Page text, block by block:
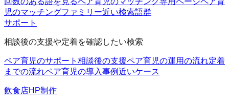
児のマッチングファミリー近い検索語群
サポート
相談後の支援や定着を確認したい検索
ペア育児のサポート 相談後の支援ペア育児の運用の流れ定着
までの流れペア育児の導入事例近いケース
飲食店HP制作